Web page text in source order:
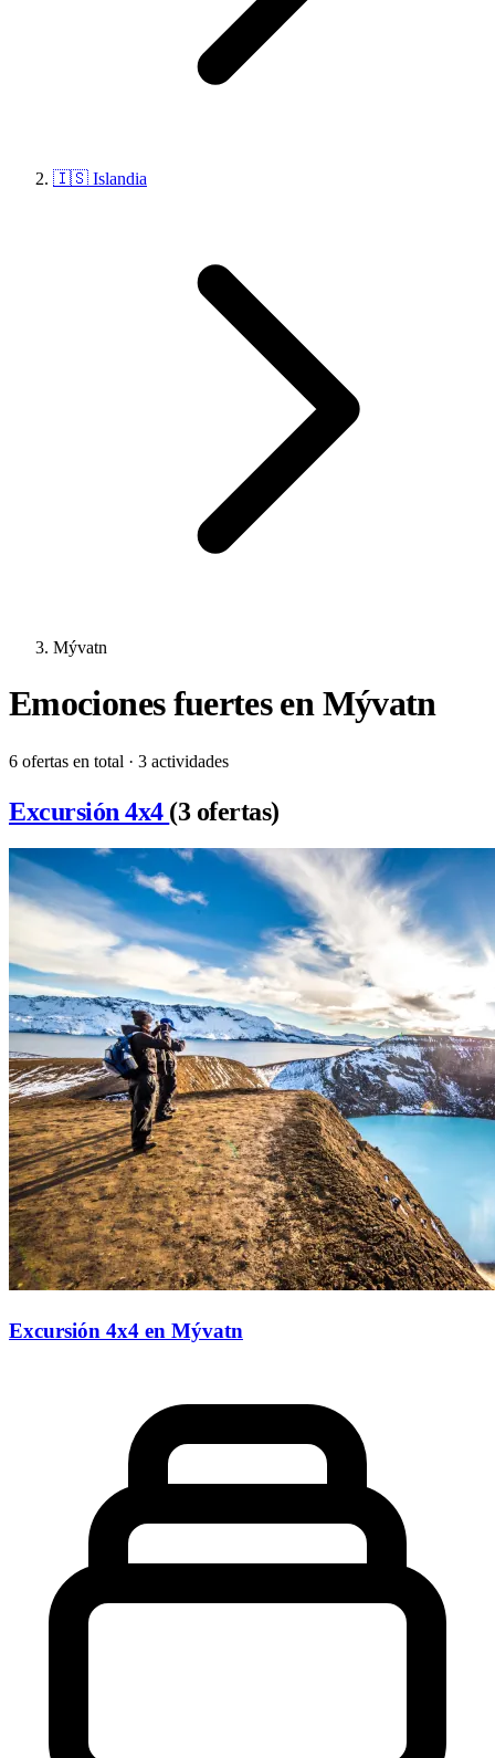
🇮🇸 Islandia
Mývatn
Emociones fuertes en Mývatn
6 ofertas en total · 3 actividades
Excursión 4x4 (3 ofertas)
Excursión 4x4 en Mývatn